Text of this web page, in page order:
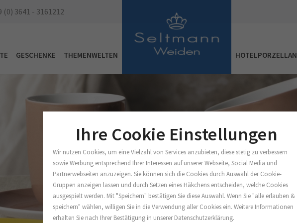
(0) 3641 - 3161212
GESCHENKE THEMENWELTEN HOTELPORZELLAN
Ihre Cookie Einstellungen
Wir nutzen Cookies, um eine Vielzahl von Services anzubieten, diese stetig zu verbessern
sowie Werbung entsprechend Ihrer Interessen auf unserer Webseite, Social Media und
Partnerwebseiten anzuzeigen. Sie können sich die Cookies durch Auswahl der Cookie-
Gruppen anzeigen lassen und durch Setzen eines Häkchens entscheiden, welche Cookies
ausgespielt werden. Mit "Speichern" bestätigen Sie diese Auswahl. Wenn Sie "alle erlauben &
speichern" wählen, willigen Sie in die Verwendung aller Cookies ein. Weitere Informationen
erhalten Sie nach Ihrer Bestätigung in unserer Datenschutzerklärung.